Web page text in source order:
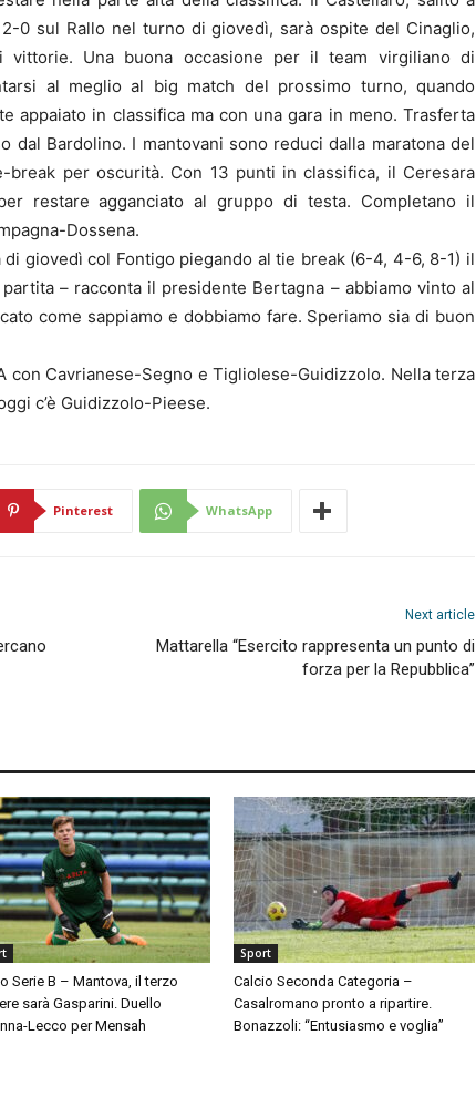
0 sul Rallo nel turno di giovedì, sarà ospite del Cinaglio,
Una buona occasione per il team virgiliano di
al meglio al big match del prossimo turno, quando
appaiato in classifica ma con una gara in meno. Trasferta
dal Bardolino. I mantovani sono reduci dalla maratona del
break per oscurità. Con 13 punti in classifica, il Ceresara
restare agganciato al gruppo di testa. Completano il
Dossena.
giovedì col Fontigo piegando al tie break (6-4, 4-6, 8-1) il
– racconta il presidente Bertagna – abbiamo vinto al
come sappiamo e dobbiamo fare. Speriamo sia di buon
con Cavrianese-Segno e Tigliolese-Guidizzolo. Nella terza
c’è Guidizzolo-Pieese.
Pinterest WhatsApp
Next article
Mattarella “Esercito rappresenta un punto di
forza per la Repubblica”
Serie B – Mantova, il terzo
sarà Gasparini. Duello
Lecco per Mensah
Sport
Calcio Seconda Categoria –
Casalromano pronto a ripartire.
Bonazzoli: “Entusiasmo e voglia”